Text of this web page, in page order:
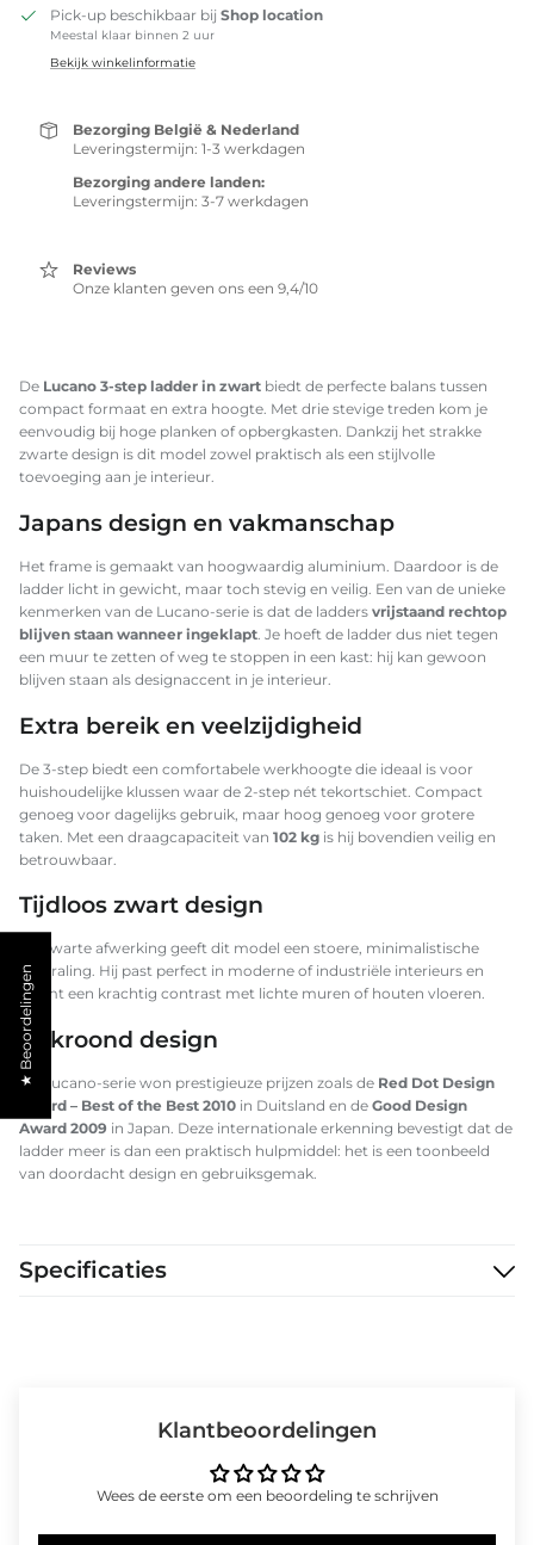
Pick-up beschikbaar bij Shop location
Meestal klaar binnen 2 uur
Bekijk winkelinformatie
Bezorging België & Nederland
Leveringstermijn: 1-3 werkdagen
Bezorging andere landen:
Leveringstermijn: 3-7 werkdagen
Reviews
Onze klanten geven ons een 9,4/10
De Lucano 3-step ladder in zwart biedt de perfecte balans tussen
compact formaat en extra hoogte. Met drie stevige treden kom je
eenvoudig bij hoge planken of opbergkasten. Dankzij het strakke
zwarte design is dit model zowel praktisch als een stijlvolle
toevoeging aan je interieur.
Japans design en vakmanschap
Het frame is gemaakt van hoogwaardig aluminium. Daardoor is de
ladder licht in gewicht, maar toch stevig en veilig. Een van de unieke
kenmerken van de Lucano-serie is dat de ladders vrijstaand rechtop
blijven staan wanneer ingeklapt. Je hoeft de ladder dus niet tegen
een muur te zetten of weg te stoppen in een kast: hij kan gewoon
blijven staan als designaccent in je interieur.
Extra bereik en veelzijdigheid
De 3-step biedt een comfortabele werkhoogte die ideaal is voor
huishoudelijke klussen waar de 2-step nét tekortschiet. Compact
genoeg voor dagelijks gebruik, maar hoog genoeg voor grotere
taken. Met een draagcapaciteit van 102 kg is hij bovendien veilig en
betrouwbaar.
Tijdloos zwart design
De zwarte afwerking geeft dit model een stoere, minimalistische
uitstraling. Hij past perfect in moderne of industriële interieurs en
vormt een krachtig contrast met lichte muren of houten vloeren.
Bekroond design
De Lucano-serie won prestigieuze prijzen zoals de Red Dot Design
Award – Best of the Best 2010 in Duitsland en de Good Design
Award 2009 in Japan. Deze internationale erkenning bevestigt dat de
ladder meer is dan een praktisch hulpmiddel: het is een toonbeeld
van doordacht design en gebruiksgemak.
Specificaties
Klantbeoordelingen
Wees de eerste om een beoordeling te schrijven
★ Beoordelingen